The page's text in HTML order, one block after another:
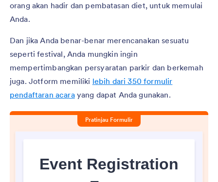
orang akan hadir dan pembatasan diet, untuk memulai
Anda.
Dan jika Anda benar-benar merencanakan sesuatu
seperti festival, Anda mungkin ingin
mempertimbangkan persyaratan parkir dan berkemah
juga. Jotform memiliki lebih dari 350 formulir
pendaftaran acarayang dapat Anda gunakan.